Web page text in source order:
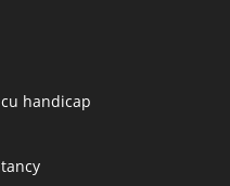
handicap